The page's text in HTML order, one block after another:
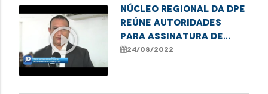
play_circle_outline
Núcleo Regional da DPE
reúne autoridades
para assinatura de
Termo de Cooperação
24/08/2022